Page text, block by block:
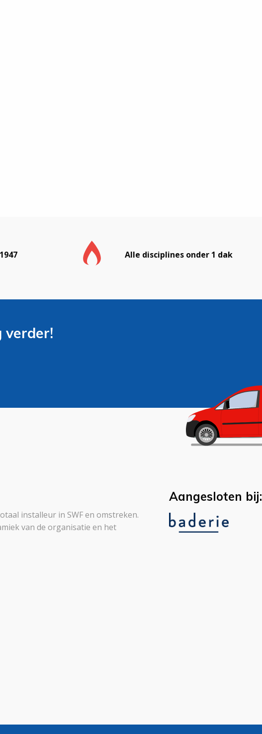
Alle disciplines onder 1 dak
verder!
installeur in SWF en omstreken.
van de organisatie en het
Aangesloten bij: